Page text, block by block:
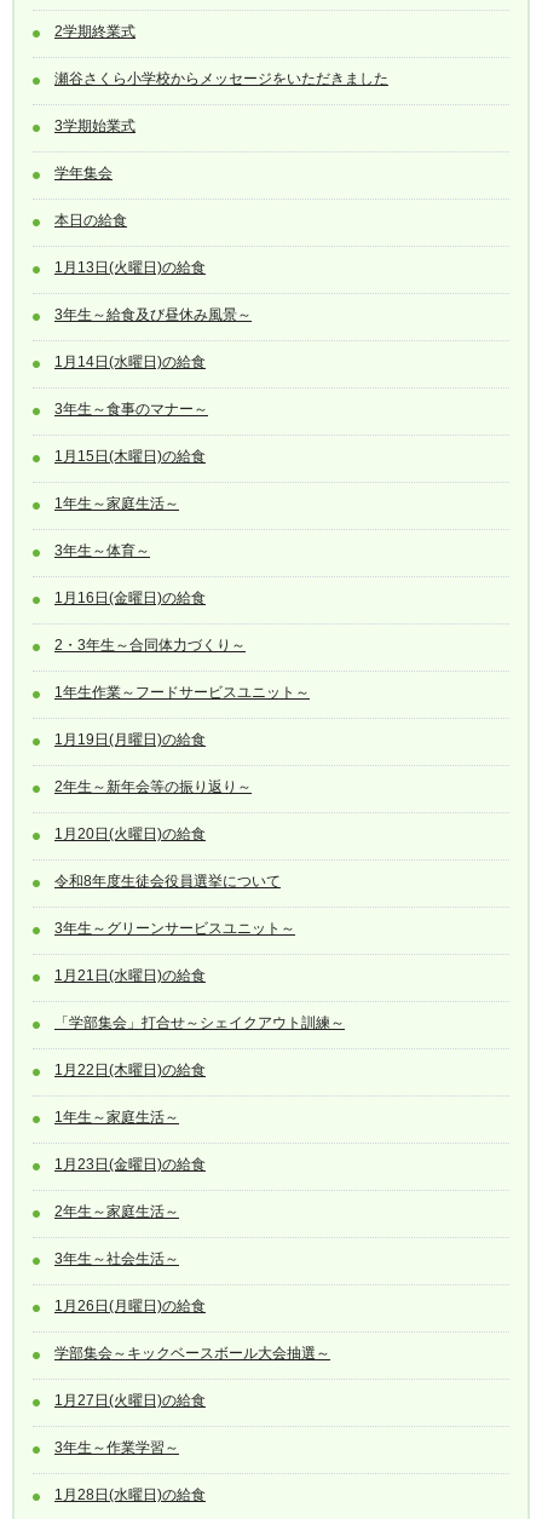
2学期終業式
瀬谷さくら小学校からメッセージをいただきました
3学期始業式
学年集会
本日の給食
1月13日(火曜日)の給食
3年生～給食及び昼休み風景～
1月14日(水曜日)の給食
3年生～食事のマナー～
1月15日(木曜日)の給食
1年生～家庭生活～
3年生～体育～
1月16日(金曜日)の給食
2・3年生～合同体力づくり～
1年生作業～フードサービスユニット～
1月19日(月曜日)の給食
2年生～新年会等の振り返り～
1月20日(火曜日)の給食
令和8年度生徒会役員選挙について
3年生～グリーンサービスユニット～
1月21日(水曜日)の給食
「学部集会」打合せ～シェイクアウト訓練～
1月22日(木曜日)の給食
1年生～家庭生活～
1月23日(金曜日)の給食
2年生～家庭生活～
3年生～社会生活～
1月26日(月曜日)の給食
学部集会～キックベースボール大会抽選～
1月27日(火曜日)の給食
3年生～作業学習～
1月28日(水曜日)の給食